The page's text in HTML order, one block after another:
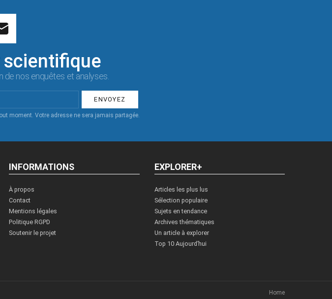
scientifique
de nos enquêtes et analyses.
moment. Votre adresse ne sera jamais partagée.
INFORMATIONS
À propos
Contact
Mentions légales
Politique RGPD
Soutenir le projet
EXPLORER+
Articles les plus lus
Sélection populaire
Sujets en tendance
Archives thématiques
Un article à explorer
Top 10 Aujourd’hui
Home